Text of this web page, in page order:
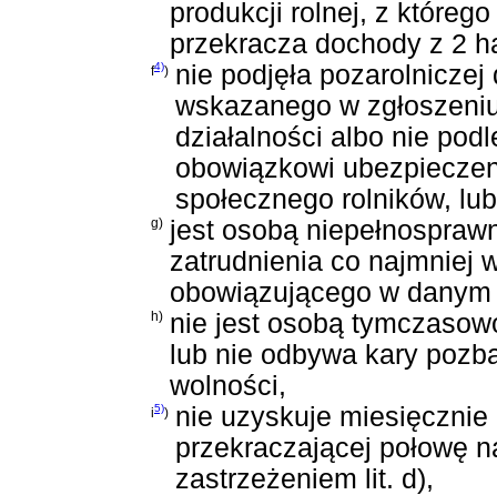
produkcji rolnej, z
przekracza dochody z 2
f4)) nie podjęła
wskazanego w
działalności albo nie
obowiązkowi
społecznego rolników,
g) jest osobą
zatrudnienia co najmniej
obowiązującego w
h) nie jest osobą
lub nie odbywa kary
wolności,
i5)) nie uzyskuje
przekraczającej połowę
zastrzeżeniem lit. d),